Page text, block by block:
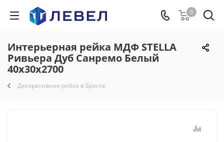
0
Интерьерная рейка МДФ STELLA
Ривьера Дуб Санремо Белый
40х30х2700
Декоративная рейка в Бресте